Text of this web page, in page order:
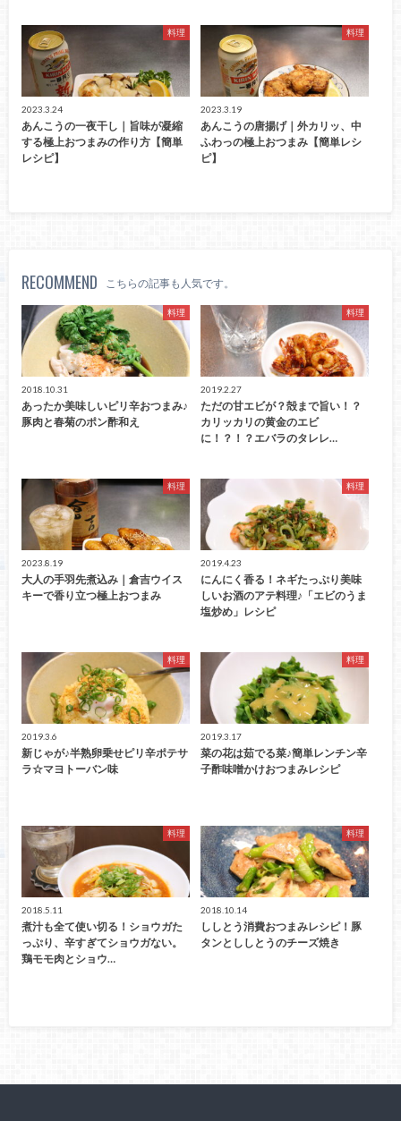
料理
2023.3.24
あんこうの一夜干し｜旨味が凝縮
する極上おつまみの作り方【簡単
レシピ】
料理
2023.3.19
あんこうの唐揚げ｜外カリッ、中
ふわっの極上おつまみ【簡単レシ
ピ】
RECOMMEND こちらの記事も人気です。
料理
2018.10.31
あったか美味しいピリ辛おつまみ♪
豚肉と春菊のポン酢和え
料理
2019.2.27
ただの甘エビが？殻まで旨い！？
カリッカリの黄金のエビ
に！？！？エバラのタレレ…
料理
2023.8.19
大人の手羽先煮込み｜倉吉ウイス
キーで香り立つ極上おつまみ
料理
2019.4.23
にんにく香る！ネギたっぷり美味
しいお酒のアテ料理♪「エビのうま
塩炒め」レシピ
料理
2019.3.6
新じゃが♪半熟卵乗せピリ辛ポテサ
ラ☆マヨトーバン味
料理
2019.3.17
菜の花は茹でる菜♪簡単レンチン辛
子酢味噌かけおつまみレシピ
料理
2018.5.11
煮汁も全て使い切る！ショウガた
っぷり、辛すぎてショウガない。
鶏モモ肉とショウ…
料理
2018.10.14
ししとう消費おつまみレシピ！豚
タンとししとうのチーズ焼き